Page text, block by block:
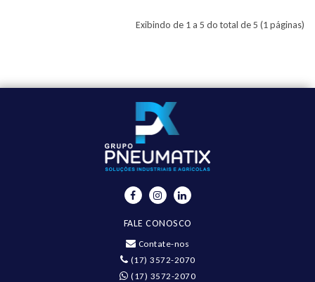
Exibindo de 1 a 5 do total de 5 (1 páginas)
FALE CONOSCO
Contate-nos
(17) 3572-2070
(17) 3572-2070